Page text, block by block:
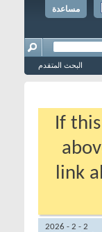
مساعدة
البحث المتقدم
If
link
2 - 2 - 2026